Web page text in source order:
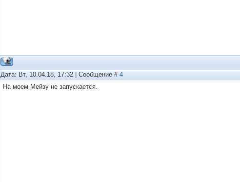
Дата: Вт, 10.04.18, 17:32 | Сообщение # 4
На моем Мейзу не запускается.